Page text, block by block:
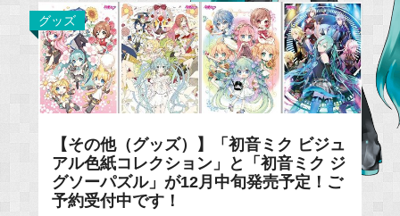
グッズ
【その他（グッズ）】「初音ミク ビジュ
アル色紙コレクション」と「初音ミク ジ
グソーパズル」が12月中旬発売予定！ご
予約受付中です！